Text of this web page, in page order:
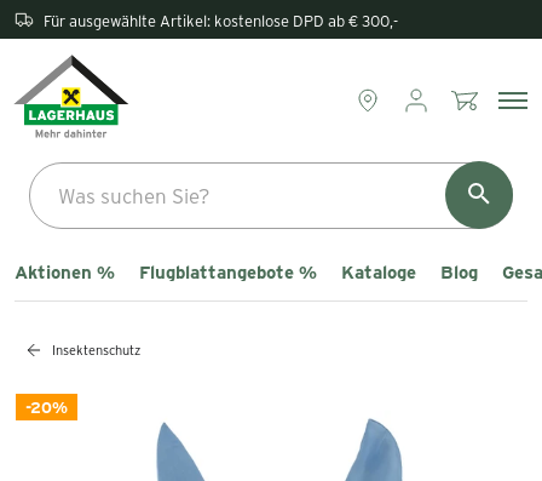
Rückgabe direkt im Lagerhaus
Aktionen % Flugblattangebote % Kataloge Blog
Insektenschutz
-20%